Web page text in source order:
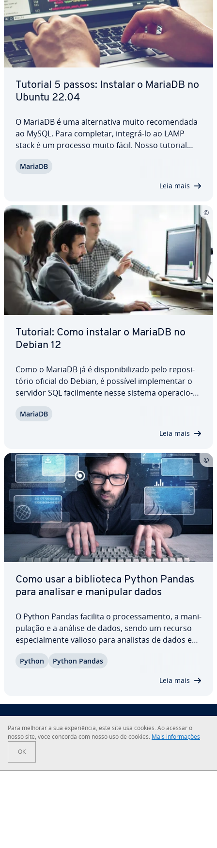
Tutorial 5 passos: Instalar o MariaDB no
Ubuntu 22.04
O MariaDB é uma al­ter­na­tiva muito re­co­men­dada
ao MySQL. Para completar, integrá-lo ao LAMP
stack é um processo muito fácil. Nosso tutorial
Ubuntu 22.04, configurá-lo da melhor forma e im­
MariaDB
Leia mais
Tutorial: Como instalar o MariaDB no
Debian 12
Como o MariaDB já é dis­po­ni­bi­li­zado pelo re­po­si­
tó­rio oficial do Debian, é possível im­ple­men­tar o
servidor SQL fa­cil­mente nesse sistema ope­ra­ci­o­
MariaDB no Debian 12, con­fi­gu­rar o software e
MariaDB
Leia mais
Como usar a bi­bli­o­teca Python Pandas
para analisar e manipular dados
O Python Pandas facilita o pro­ces­sa­mento, a ma­ni­
pu­la­ção e a análise de dados, sendo um recurso
es­pe­ci­al­mente valioso para analistas de dados e
mos as vantagens da bi­bli­o­teca Pandas em Python
Python Python Pandas
Leia mais
Sobre a IONOS
Sala de Imprensa
Para melhorar a sua ex­pe­ri­ên­cia, este site usa cookies. Ao acessar o
nosso site, você concorda com nosso uso de cookies. Mais in­for­ma­ções
OK